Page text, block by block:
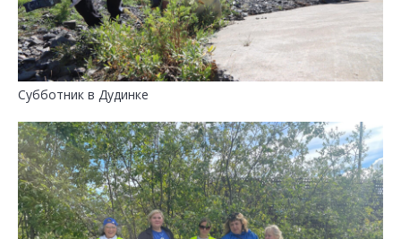
Субботник в Дудинке